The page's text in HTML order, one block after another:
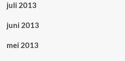
juli 2013
juni 2013
mei 2013